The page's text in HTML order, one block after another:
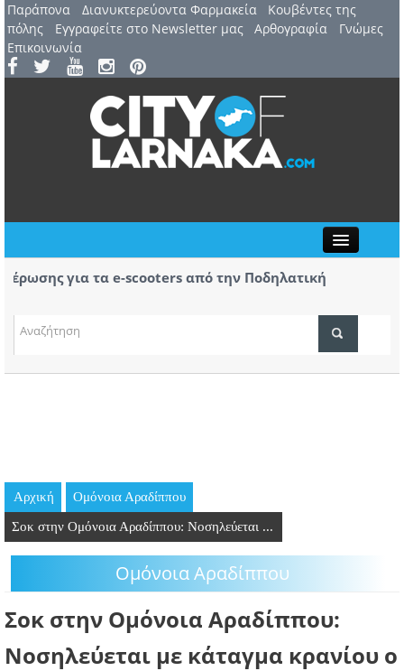
Παράπονα Διανυκτερεύοντα Φαρμακεία
Kουβέντες της
πόλης
Εγγραφείτε στο Newsletter μας Αρθογραφία
Γνώμες
Επικοινωνία
ΤΟΠΙΚΑ ΝΕΑ
ΘΕΣΕΙΣ ΕΡΓΑΣΙΑΣ
PODCAST
ΛΑΡΝΑΚΑ 2030
για τα e-scooters από την Ποδηλατική
Αρχική Oμόνοια Αραδίππου
Σοκ στην Ομόνοια Αραδίππου: Νοσηλεύεται ...
Oμόνοια Αραδίππου
Σοκ στην Ομόνοια Αραδίππου:
Νοσηλεύεται με κάταγμα κρανίου ο